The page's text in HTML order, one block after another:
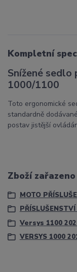
Kompletní
Snížené sedlo
1000/1100
Toto ergonomické
standardně
postav jistější
Zboží
MOTO
Versys 1100
VERSYS 1000